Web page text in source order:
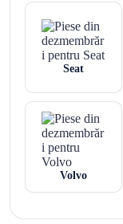
Seat
Volvo